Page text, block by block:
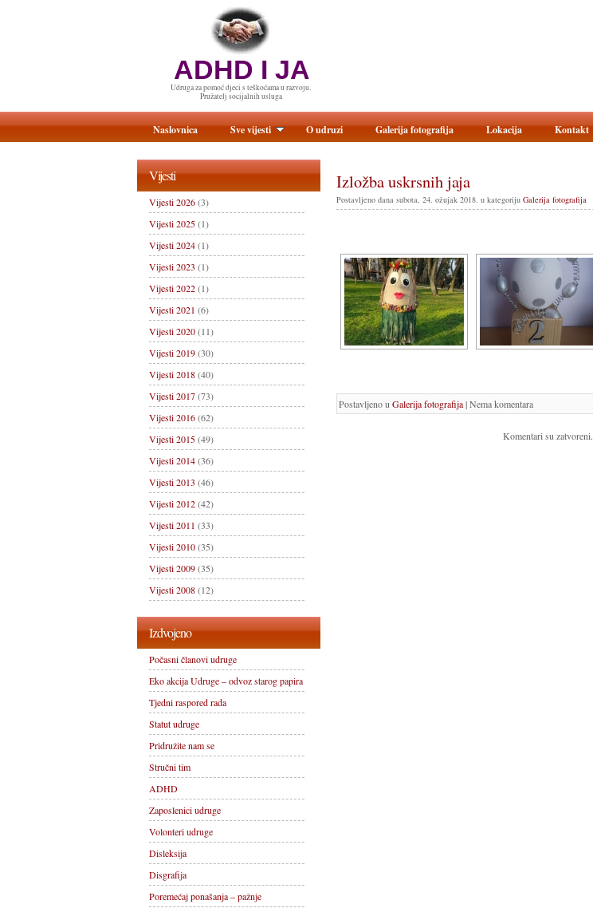
ADHD I JA
Udruga za pomoć djeci s teškoćama u razvoju.
Pružatelj socijalnih usluga
Izložba uskrsnih jaja
Postavljeno dana subota, 24. ožujak 2018. u kategoriju Galerija fotografija
Postavljeno u Galerija fotografija| Nema komentara
Komentari su zatvoreni.
Vijesti
Vijesti 2026(3)
Vijesti 2025(1)
Vijesti 2024(1)
Vijesti 2023 (1)
Vijesti 2022(1)
Vijesti 2021 (6)
Vijesti 2020(11)
Vijesti 2019(30)
Vijesti 2018(40)
Vijesti 2017(73)
Vijesti 2016(62)
Vijesti 2015(49)
Vijesti 2014(36)
Vijesti 2013 (46)
Vijesti 2012(42)
Vijesti 2011 (33)
Vijesti 2010(35)
Vijesti 2009(35)
Vijesti 2008(12)
Izdvojeno
Počasni članovi udruge
Eko akcija Udruge – odvoz starog papira
Tjedni raspored rada
Statut udruge
Pridružite nam se
Stručni tim
ADHD
Zaposlenici udruge
Volonteri udruge
Disleksija
Disgrafija
Poremećaj ponašanja – pažnje
Naslovnica Sve vijesti O udruzi Galerija fotografija Lokacija Kontakt